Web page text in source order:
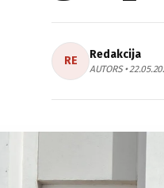
RE Redakcija
AUTORS •